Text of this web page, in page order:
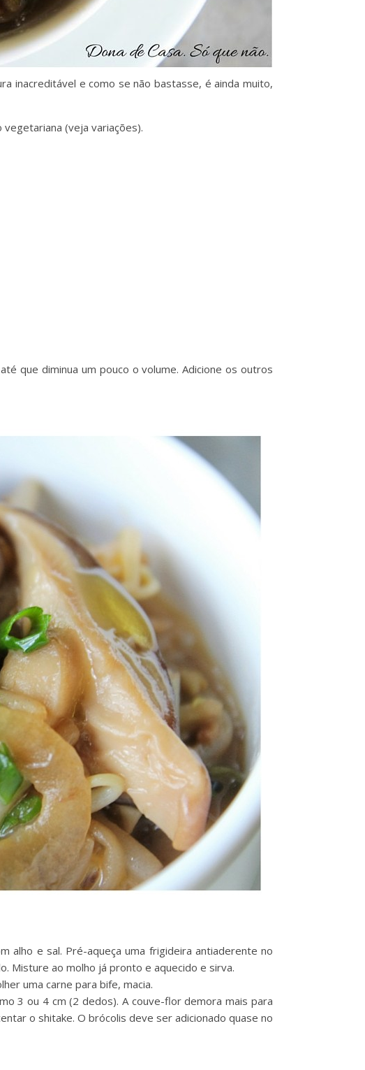
inacreditável e como se não bastasse, é ainda muito,
(veja variações).
que diminua um pouco o volume. Adicione os outros
alho e sal. Pré-aqueça uma frigideira antiaderente no
Misture ao molho já pronto e aquecido e sirva.
uma carne para bife, macia.
3 ou 4 cm (2 dedos). A couve-flor demora mais para
o shitake. O brócolis deve ser adicionado quase no